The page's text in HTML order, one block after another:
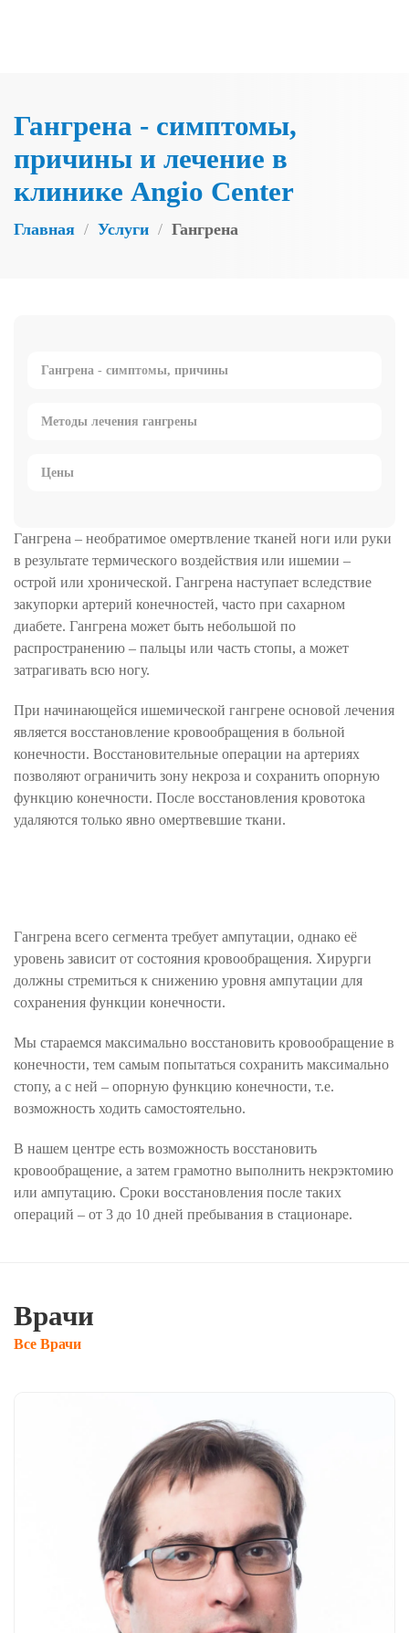
Гангрена - симптомы,
причины и лечение в
клинике Angio Center
Главная Услуги Гангрена
Гангрена - симптомы, причины
Методы лечения гангрены
Цены
Гангрена – необратимое омертвление тканей ноги или руки
в результате термического воздействия или ишемии –
острой или хронической. Гангрена наступает вследствие
закупорки артерий конечностей, часто при сахарном
диабете. Гангрена может быть небольшой по
распространению – пальцы или часть стопы, а может
затрагивать всю ногу.
При начинающейся ишемической гангрене основой лечения
является восстановление кровообращения в больной
конечности. Восстановительные операции на артериях
позволяют ограничить зону некроза и сохранить опорную
функцию конечности. После восстановления кровотока
удаляются только явно омертвевшие ткани.
Гангрена всего сегмента требует ампутации, однако её
уровень зависит от состояния кровообращения. Хирурги
должны стремиться к снижению уровня ампутации для
сохранения функции конечности.
Мы стараемся максимально восстановить кровообращение в
конечности, тем самым попытаться сохранить максимально
стопу, а с ней – опорную функцию конечности, т.е.
возможность ходить самостоятельно.
В нашем центре есть возможность восстановить
кровообращение, а затем грамотно выполнить некрэктомию
или ампутацию. Сроки восстановления после таких
операций – от 3 до 10 дней пребывания в стационаре.
Врачи
Все Врачи